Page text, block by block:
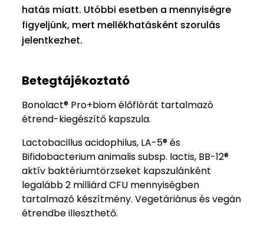
hatás miatt. Utóbbi esetben a mennyiségre
figyeljünk, mert mellékhatásként szorulás
jelentkezhet.
Betegtájékoztató
Bonolact® Pro+biom élőflórát tartalmazó
étrend-kiegészítő kapszula.
Lactobacillus acidophilus, LA-5® és
Bifidobacterium animalis subsp. lactis, BB-12®
aktív baktériumtörzseket kapszulánként
legalább 2 milliárd CFU mennyiségben
tartalmazó készítmény. Vegetáriánus és vegán
étrendbe illeszthető.